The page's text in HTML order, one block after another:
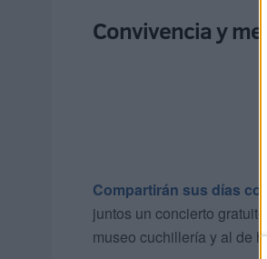
Convivencia y
Compartirán sus días
juntos un concierto
museo cuchillería y al de